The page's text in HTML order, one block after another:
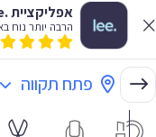
אפליקציית .lee
הרבה יותר נוח
פתח תקווה